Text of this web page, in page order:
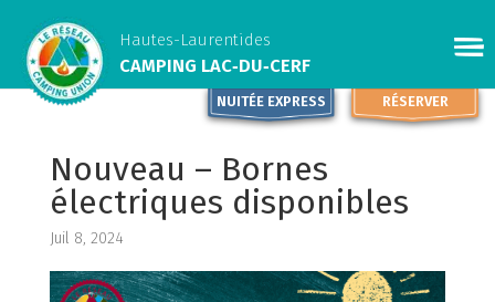
Hautes-Laurentides
CAMPING LAC‑DU‑CERF
RÉSERVER
NUITÉE EXPRESS
Nouveau – Bornes
électriques disponibles
Juil 8, 2024